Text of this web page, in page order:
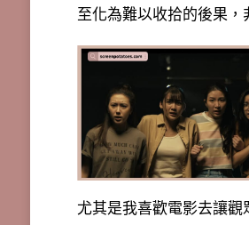
至化為難以收拾的後果，
尤其是我喜歡電影去讓